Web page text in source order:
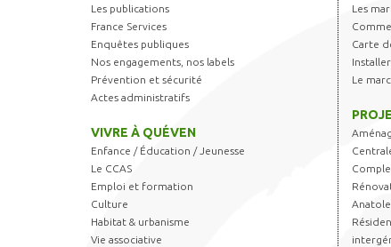
Les publications
France Services
Enquêtes publiques
Nos engagements, nos labels
Prévention et sécurité
Actes administratifs
VIVRE À QUÉVEN
Enfance / Éducation / Jeunesse
Le CCAS
Emploi et formation
Culture
Habitat & urbanisme
Vie associative
Les
Carte
Le